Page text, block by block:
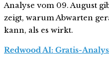
Analyse vom 09. August
zeigt, warum Abwarten
kann, als es wirkt.
Redwood AI: Gratis-